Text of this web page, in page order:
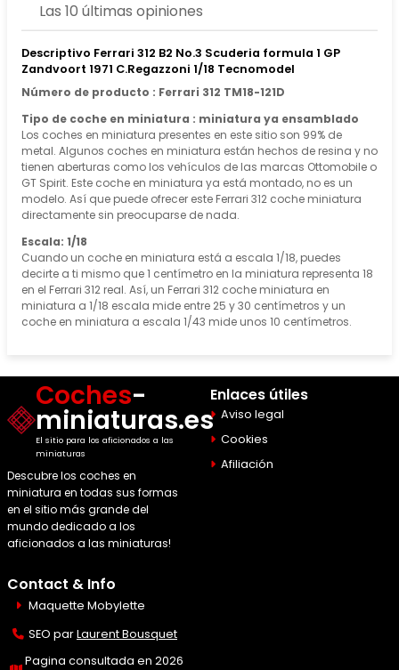
Las 10 últimas opiniones
Descriptivo Ferrari 312 B2 No.3 Scuderia formula 1 GP
Zandvoort 1971 C.Regazzoni 1/18 Tecnomodel
Número de producto : Ferrari 312 TM18-121D
Tipo de coche en miniatura : miniatura ya ensamblado
Los coches en miniatura presentes en este sitio son 99% de
metal. Algunos coches en miniatura están hechos de resina y no
tienen aberturas como los vehículos de las marcas Ottomobile o
GT Spirit. Este coche en miniatura ya está montado, no es un
modelo. Así que puede ofrecer este Ferrari 312 coche miniatura
directamente sin preocuparse de nada.
Escala: 1/18
Cuando un coche en miniatura está a escala 1/18, puedes
decirte a ti mismo que 1 centímetro en la miniatura representa 18
en el Ferrari 312 real. Así, un Ferrari 312 coche miniatura en
miniatura a 1/18 escala mide entre 25 y 30 centímetros y un
coche en miniatura a escala 1/43 mide unos 10 centímetros.
Coches-
miniaturas.es
El sitio para los aficionados a las
miniaturas
Descubre los coches en
miniatura en todas sus formas
en el sitio más grande del
mundo dedicado a los
aficionados a las miniaturas!
Enlaces útiles
Aviso legal
Cookies
Afiliación
Contact & Info
Maquette Mobylette
SEO parLaurent Bousquet
Pagina consultada en 2026